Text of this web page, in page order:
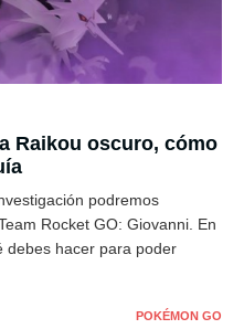
Raikou oscuro, cómo
podremos
Rocket GO: Giovanni. En
debes hacer para poder
POKÉMON GO